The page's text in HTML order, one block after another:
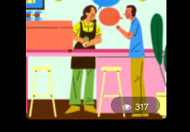
317